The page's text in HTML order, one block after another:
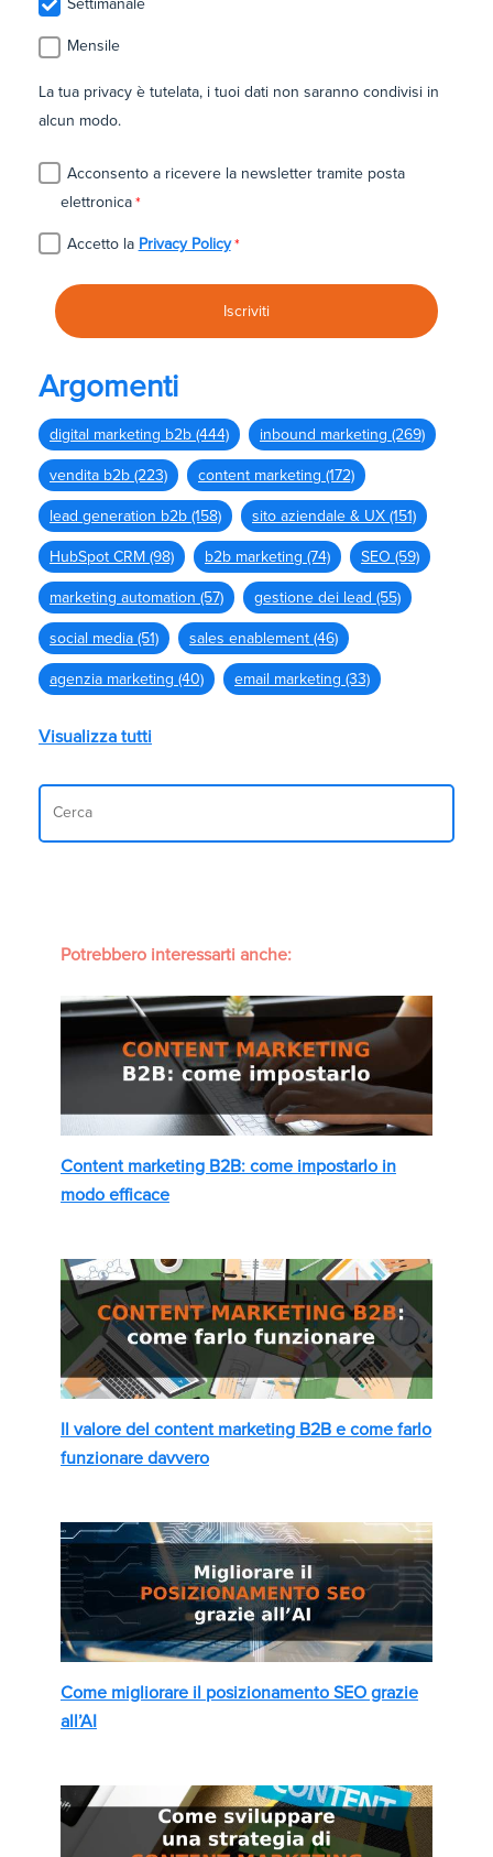
Settimanale
Mensile
La tua privacy è tutelata, i tuoi dati non saranno condivisi in
alcun modo.
Acconsento a ricevere la newsletter tramite posta
elettronica*
Accetto la Privacy Policy *
Argomenti
digital marketing b2b (444) inbound marketing (269)
vendita b2b (223) content marketing (172)
lead generation b2b (158) sito aziendale & UX (151)
HubSpot CRM (98) b2b marketing (74) SEO (59)
marketing automation (57) gestione dei lead (55)
social media (51) sales enablement (46)
agenzia marketing (40) email marketing (33)
Visualizza tutti
Potrebbero interessarti anche:
Content marketing B2B: come impostarlo in
modo efficace
Il valore del content marketing B2B e come farlo
funzionare davvero
Come migliorare il posizionamento SEO grazie
all’AI